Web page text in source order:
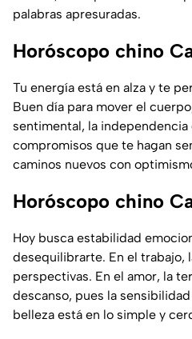
palabras apresuradas.
Horóscopo chino
Tu energía está en alza y te
Buen día para mover el
sentimental, la
compromisos que te hagan
caminos nuevos con
Horóscopo chino
Hoy busca estabilidad
desequilibrarte. En el trabajo,
perspectivas. En el amor, la
descanso, pues la
belleza está en lo simple y